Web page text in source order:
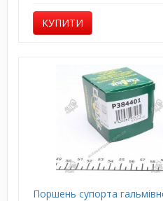
КУПИТИ
Поршень супорта